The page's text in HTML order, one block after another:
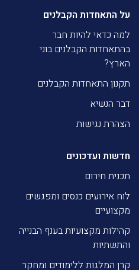
על התאחדות הקבלנים
למה כדאי להיות חבר
בהתאחדות הקבלנים בוני
הארץ?
תקנון התאחדות הקבלנים
דבר הנשיא
הצהרת נגישות
חדשות ועדכונים
תכנית חירום
לוח אירועים כנסים ומפגשים
מקצועיים
קהילות מקצועיות בענף הבנייה
והתשתיות
קרן המלגות ללימודים ומחקר